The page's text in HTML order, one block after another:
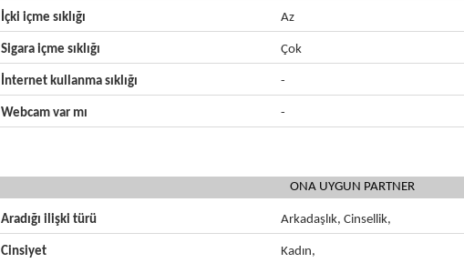
İçki içme sıklığı Az
Sigara içme sıklığı Çok
İnternet kullanma sıklığı -
Webcam var mı -
ONA UYGUN PARTNER
Aradığı ilişki türü Arkadaşlık, Cinsellik,
Cinsiyet Kadın,